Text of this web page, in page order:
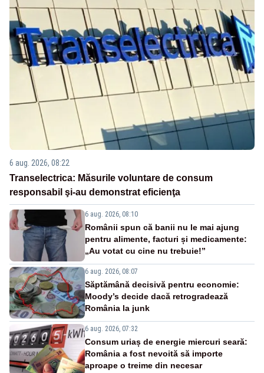
6 aug. 2026, 08:22
Transelectrica: Măsurile voluntare de consum
responsabil şi-au demonstrat eficienţa
6 aug. 2026, 08:10
Românii spun că banii nu le mai ajung
pentru alimente, facturi și medicamente:
„Au votat cu cine nu trebuie!”
6 aug. 2026, 08:07
Săptămână decisivă pentru economie:
Moody’s decide dacă retrogradează
România la junk
6 aug. 2026, 07:32
Consum uriaș de energie miercuri seară:
România a fost nevoită să importe
aproape o treime din necesar